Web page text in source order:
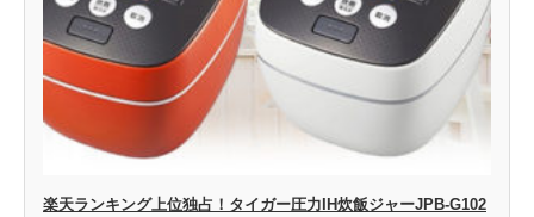
楽天ランキング上位独占！タイガー圧力IH炊飯ジャーJPB-G102